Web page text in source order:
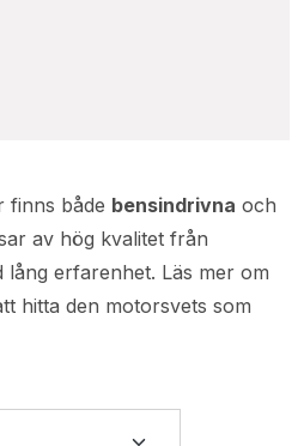
finns både bensindrivna och
av hög kvalitet från
lång erfarenhet. Läs mer om
hitta den motorsvets som